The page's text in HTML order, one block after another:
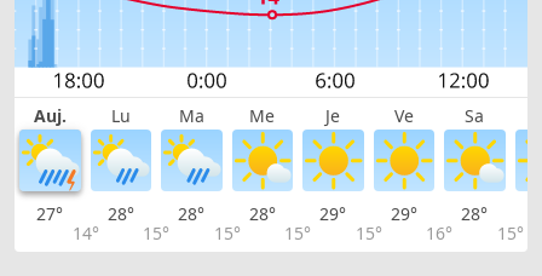
Auj. Lu Ma Me Je Ve Sa
27°
14°
28°
15°
28°
15°
28°
15°
29°
15°
29°
16°
28°
15°